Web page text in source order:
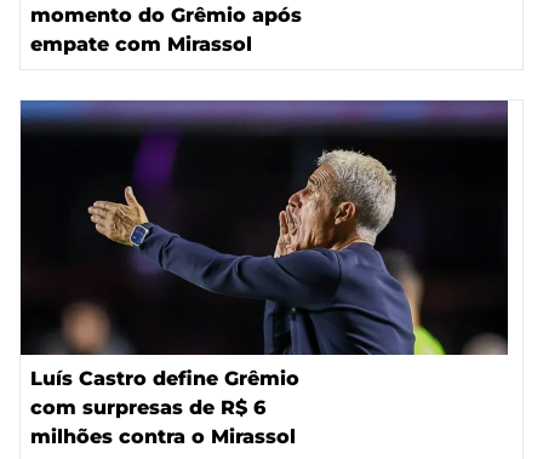
momento do Grêmio após
empate com Mirassol
Luís Castro define Grêmio
com surpresas de R$ 6
milhões contra o Mirassol